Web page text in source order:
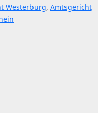
Westerburg, Amtsgericht